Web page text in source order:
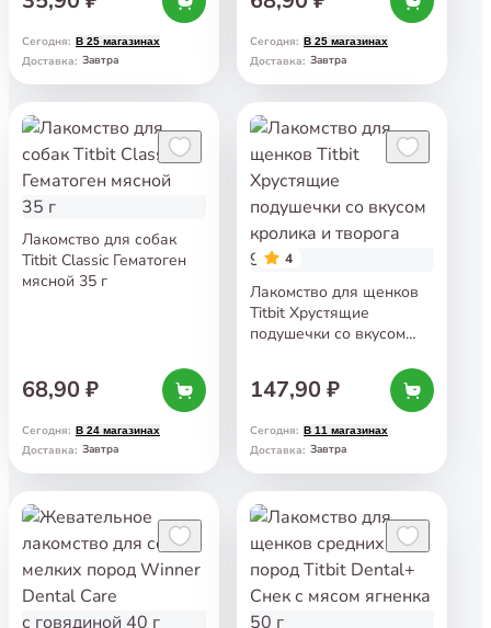
Сегодня: В 25 магазинах
Доставка: Завтра
Сегодня: В 25 магазинах
Доставка: Завтра
Лакомство для собак
Titbit Classic Гематоген
мясной 35 г
68,90 ₽
Сегодня: В 24 магазинах
Доставка: Завтра
4
Лакомство для щенков
Titbit Хрустящие
подушечки со вкусом
147,90 ₽
Сегодня: В 11 магазинах
Доставка: Завтра